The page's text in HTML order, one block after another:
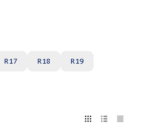
R17 R18 R19